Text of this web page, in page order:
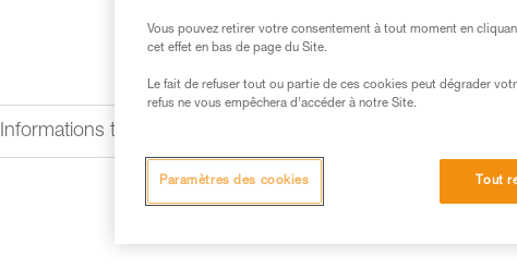
Informations techniques
Vous pouvez retirer votre consentement à tout moment en
cet effet en bas de page du Site.
Le fait de refuser tout ou partie de ces cookies peut dégrader
refus ne vous empêchera d’accéder à notre Site.
Tout
Paramètres des cookies